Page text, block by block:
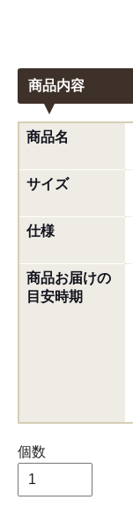
商品内容
商品名
サイズ
仕様
商品お届けの
目安時期
個数